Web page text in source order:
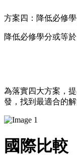
方案四：降低必修
降低必修學分或等
為落實四大方案，
發，找到最適合的
國際比較